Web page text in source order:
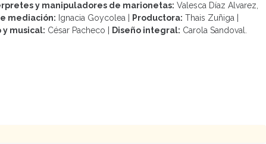
y manipuladores de marionetas: Valesca Díaz Alvarez,
mediación: Ignacia Goycolea | Productora: Thais Zuñiga |
y musical: César Pacheco | Diseño integral: Carola Sandoval.